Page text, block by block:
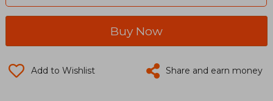
Buy Now
Add to Wishlist Share and earn money